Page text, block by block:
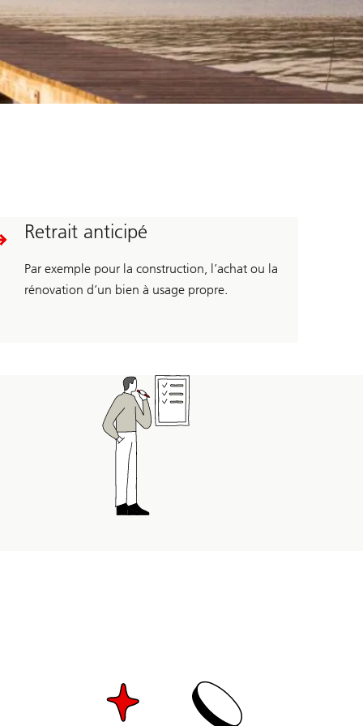
Retrait anticipé
Par exemple pour la construction, l’achat ou la
rénovation d’un bien à usage propre.